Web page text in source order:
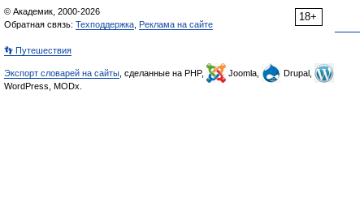
18+
© Академик, 2000-2026
Обратная связь: Техподдержка Реклама на сайте
👣 Путешествия
Экспорт словарей на сайты , сделанные на PHP, Joomla,
Drupal,
WordPress, MODx.